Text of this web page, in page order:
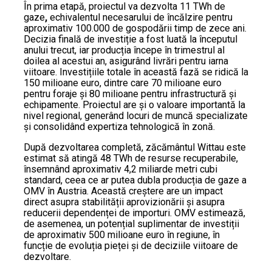
În prima etapă, proiectul va dezvolta 11 TWh de
gaze, echivalentul necesarului de încălzire pentru
aproximativ 100.000 de gospodării timp de zece ani.
Decizia finală de investiție a fost luată la începutul
anului trecut, iar producția începe în trimestrul al
doilea al acestui an, asigurând livrări pentru iarna
viitoare. Investițiile totale în această fază se ridică la
150 milioane euro, dintre care 70 milioane euro
pentru foraje și 80 milioane pentru infrastructură și
echipamente. Proiectul are și o valoare importantă la
nivel regional, generând locuri de muncă specializate
și consolidând expertiza tehnologică în zonă.
După dezvoltarea completă, zăcământul Wittau este
estimat să atingă 48 TWh de resurse recuperabile,
însemnând aproximativ 4,2 miliarde metri cubi
standard, ceea ce ar putea dubla producția de gaze a
OMV în Austria. Această creștere are un impact
direct asupra stabilității aprovizionării și asupra
reducerii dependenței de importuri. OMV estimează,
de asemenea, un potențial suplimentar de investiții
de aproximativ 500 milioane euro în regiune, în
funcție de evoluția pieței și de deciziile viitoare de
dezvoltare.